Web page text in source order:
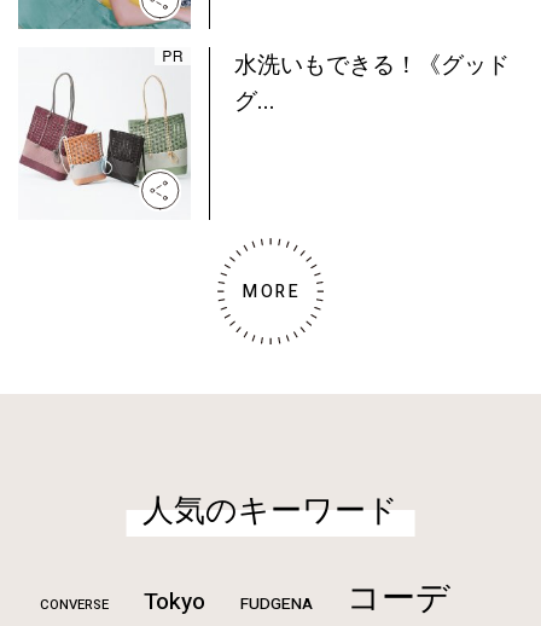
水洗いもできる！《グッド
グ...
MORE
人気のキーワード
CONVERSE Tokyo FUDGENA コーデ